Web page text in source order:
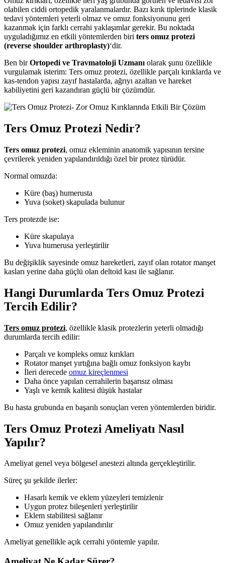
olabilen ciddi ortopedik yaralanmalardır. Bazı kırık tiplerinde klasik
tedavi yöntemleri yeterli olmaz ve omuz fonksiyonunu geri
kazanmak için farklı cerrahi yaklaşımlar gerekir. Bu noktada
uyguladığımız en etkili yöntemlerden biri ters omuz protezi
(reverse shoulder arthroplasty)‘dir.
Ben birOrtopedi ve Travmatoloji Uzmanı olarak şunu özellikle
vurgulamak isterim: Ters omuz protezi, özellikle parçalı kırıklarda ve
kas-tendon yapısı zayıf hastalarda, ağrıyı azaltan ve hareket
kabiliyetini geri kazandıran güçlü bir çözümdür.
Ters Omuz Protezi Nedir?
Ters omuz protezi, omuz ekleminin anatomik yapısının tersine
çevrilerek yeniden yapılandırıldığı özel bir protez türüdür.
Normal omuzda:
Küre (baş) humerusta
Yuva (soket) skapulada bulunur
Ters protezde ise:
Küre skapulaya
Yuva humerusa yerleştirilir
Bu değişiklik sayesinde omuz hareketleri, zayıf olan rotator manşet
kasları yerine daha güçlü olan deltoid kası ile sağlanır.
Hangi Durumlarda Ters Omuz Protezi
Tercih Edilir?
Ters omuz protezi, özellikle klasik protezlerin yeterli olmadığı
durumlarda tercih edilir:
Parçalı ve kompleks omuz kırıkları
Rotator manşet yırtığına bağlı omuz fonksiyon kaybı
İleri derecede omuz kireçlenmesi
Daha önce yapılan cerrahilerin başarısız olması
Yaşlı ve kemik kalitesi düşük hastalar
Bu hasta grubunda en başarılı sonuçları veren yöntemlerden biridir.
Ters Omuz Protezi Ameliyatı Nasıl
Yapılır?
Ameliyat genel veya bölgesel anestezi altında gerçekleştirilir.
Süreç şu şekilde ilerler:
Hasarlı kemik ve eklem yüzeyleri temizlenir
Uygun protez bileşenleri yerleştirilir
Eklem stabilitesi sağlanır
Omuz yeniden yapılandırılır
Ameliyat genellikle açık cerrahi yöntemle yapılır.